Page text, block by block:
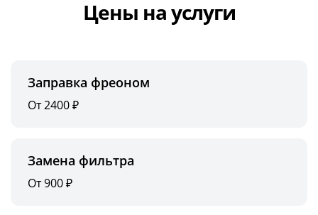
Цены на услуги
Заправка фреоном
От 2400 ₽
Замена фильтра
От 900 ₽